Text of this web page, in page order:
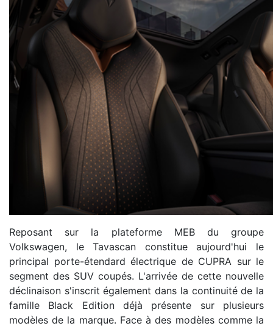
Reposant sur la plateforme MEB du groupe
Volkswagen, le Tavascan constitue aujourd'hui le
principal porte-étendard électrique de CUPRA sur le
segment des SUV coupés. L'arrivée de cette nouvelle
déclinaison s'inscrit également dans la continuité de la
famille Black Edition déjà présente sur plusieurs
modèles de la marque. Face à des modèles comme la